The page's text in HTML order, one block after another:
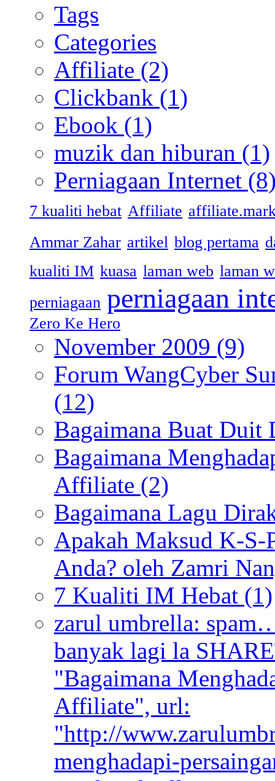
Tags
Categories
Affiliate (2)
Clickbank (1)
Ebook (1)
muzik dan hiburan (1)
Perniagaan Internet
7 kualiti hebat Affiliate
Ammar Zahar artikel blog pertama
kualiti IM kuasa laman web laman
perniagaan perniagaan
Zero Ke Hero
November 2009 (9)
Forum WangCyber
(12)
Bagaimana Buat
Bagaimana
Affiliate (2)
Bagaimana Lagu
Apakah Maksud K-S-
Anda? oleh Zamri
7 Kualiti IM Hebat (1)
zarul umbrella:
banyak lagi la
"Bagaimana
Affiliate", url:
"http://
menghadapi-